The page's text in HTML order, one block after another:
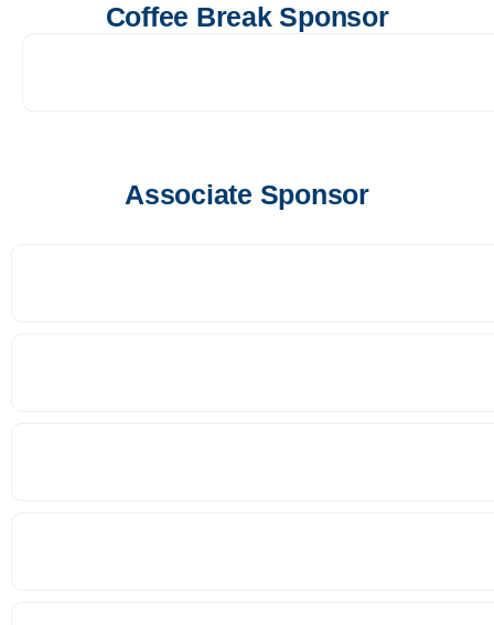
Coffee Break Sponsor
Associate Sponsor